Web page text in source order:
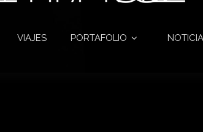
VIAJES PORTAFOLIO